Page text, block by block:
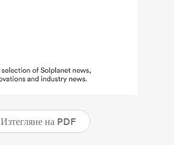
Изтегляне на PDF